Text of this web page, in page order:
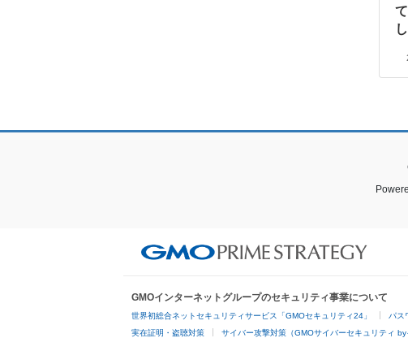
GMOインターネットグループのセキュリティ事業について
世界初総合ネットセキュリティサービス「GMOセキュリティ24」 パス
実在証明・盗聴対策 サイバー攻撃対策（GMOサイバーセキュリティ by